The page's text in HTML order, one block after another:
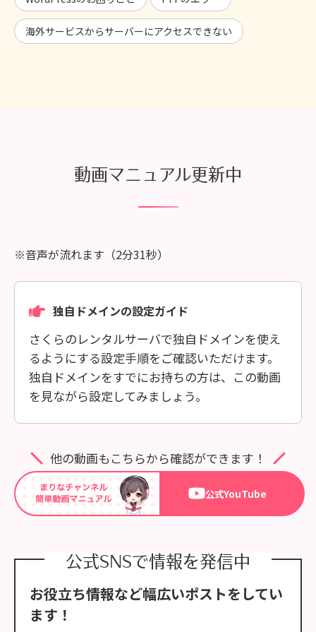
海外サービスからサーバーにアクセスできない
動画マニュアル更新中
※音声が流れます（2分31秒）
独自ドメインの設定ガイド
さくらのレンタルサーバで独自ドメインを使え
るようにする設定手順をご確認いただけます。
独自ドメインをすでにお持ちの方は、この動画
を見ながら設定してみましょう。
他の動画もこちらから確認ができます！
公式YouTube
公式SNSで情報を発信中
お役立ち情報など幅広いポストをしてい
ます！